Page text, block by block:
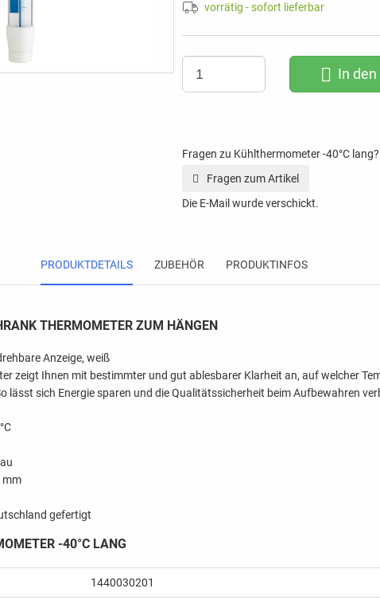
vorrätig - sofort lieferbar
In
Fragen zu Kühlthermometer -40°C lang?
Fragen zum Artikel
Die E-Mail wurde verschickt.
PRODUKTDETAILS ZUBEHÖR PRODUKTINFOS
THERMOMETER ZUM HÄNGEN
Anzeige, weiß
zeigt Ihnen mit bestimmter und gut ablesbarer Klarheit an, auf welcher
lässt sich Energie sparen und die Qualitätssicherheit beim Aufbewahren
mm
gefertigt
-40°C LANG
1440030201